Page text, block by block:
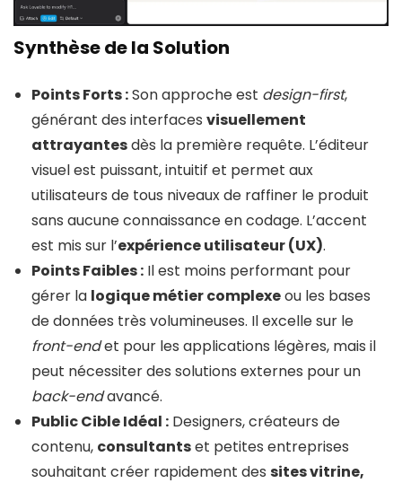
Comment Choisir entre Lovable et Bolt
pour votre Projet
FAQ
Synthèse de la Solution
Points Forts :Son approche est design-first,
générant des interfaces visuellement
attrayantesdès la première requête. L’éditeur
visuel est puissant, intuitif et permet aux
utilisateurs de tous niveaux de raffiner le produit
sans aucune connaissance en codage. L’accent
est mis sur l’expérience utilisateur (UX).
Points Faibles : Il est moins performant pour
gérer la logique métier complexeou les bases
de données très volumineuses. Il excelle sur le
front-endet pour les applications légères, mais il
peut nécessiter des solutions externes pour un
back-endavancé.
Public Cible Idéal : Designers, créateurs de
contenu, consultantset petites entreprises
souhaitant créer rapidement des sites vitrine,